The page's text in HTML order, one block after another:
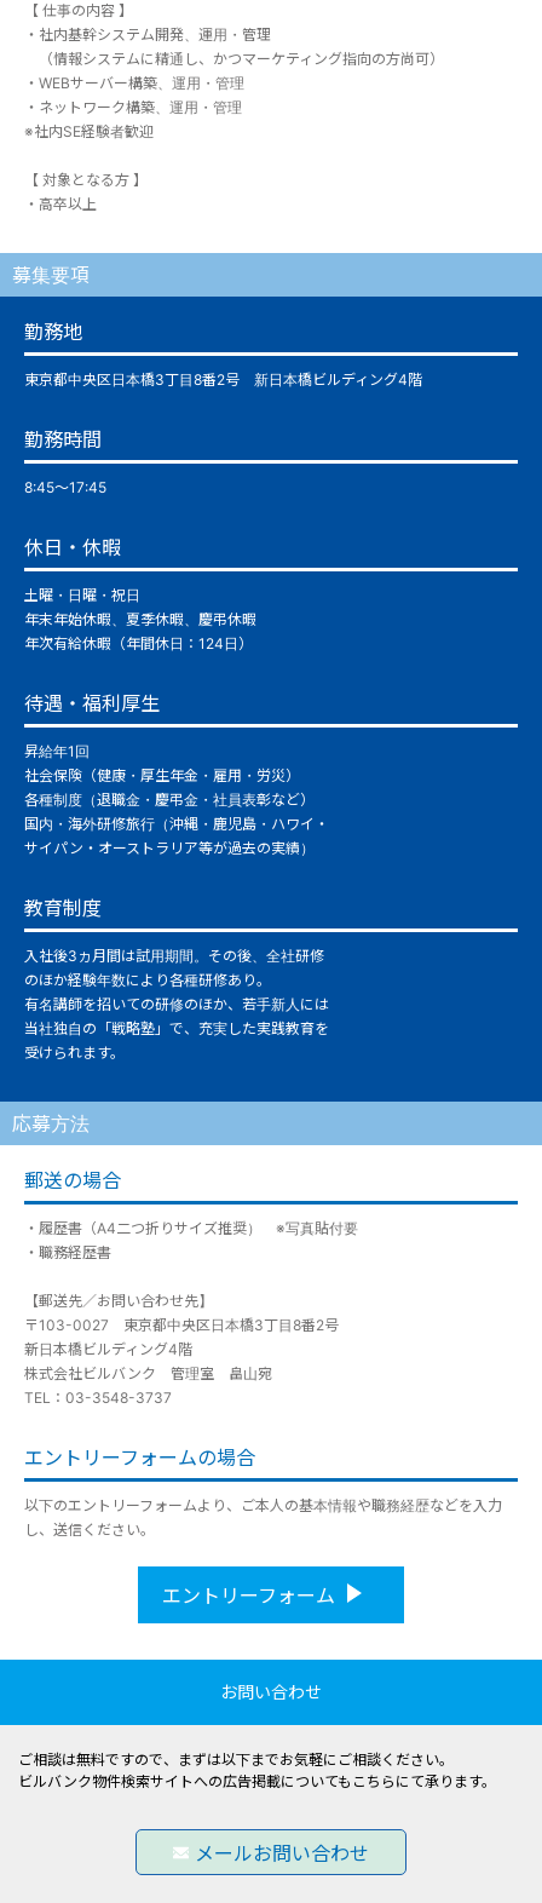
【 仕事の内容 】
・社内基幹システム開発、運用・管理
（情報システムに精通し、かつマーケティング指向の方尚可）
・WEBサーバー構築、運用・管理
・ネットワーク構築、運用・管理
※社内SE経験者歓迎
【 対象となる方 】
・高卒以上
募集要項
勤務地
東京都中央区日本橋3丁目8番2号 新日本橋ビルディング4階
勤務時間
8:45～17:45
休日・休暇
土曜・日曜・祝日
年末年始休暇、夏季休暇、慶弔休暇
年次有給休暇（年間休日：124日）
待遇・福利厚生
昇給年1回
社会保険（健康・厚生年金・雇用・労災）
各種制度（退職金・慶弔金・社員表彰など）
国内・海外研修旅行（沖縄・鹿児島・ハワイ・
サイパン・オーストラリア等が過去の実績）
教育制度
入社後3ヵ月間は試用期間。その後、全社研修
のほか経験年数により各種研修あり。
有名講師を招いての研修のほか、若手新人には
当社独自の「戦略塾」で、充実した実践教育を
受けられます。
応募方法
郵送の場合
・履歴書（A4二つ折りサイズ推奨） ※写真貼付要
・職務経歴書
【郵送先／お問い合わせ先】
〒103-0027 東京都中央区日本橋3丁目8番2号
新日本橋ビルディング4階
株式会社ビルバンク 管理室 畠山宛
TEL：03-3548-3737
エントリーフォームの場合
以下のエントリーフォームより、ご本人の基本情報や職務経歴などを入力
し、送信ください。
エントリーフォーム
お問い合わせ
ご相談は無料ですので、まずは以下までお気軽にご相談ください。
ビルバンク物件検索サイトへの広告掲載についてもこちらにて承ります。
メールお問い合わせ